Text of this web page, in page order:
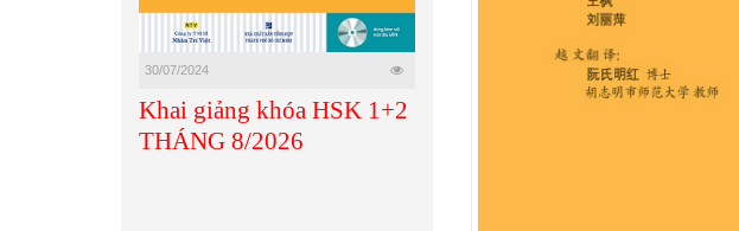
30/07/2024
Khai giảng khóa HSK 1+2
THÁNG 8/2026